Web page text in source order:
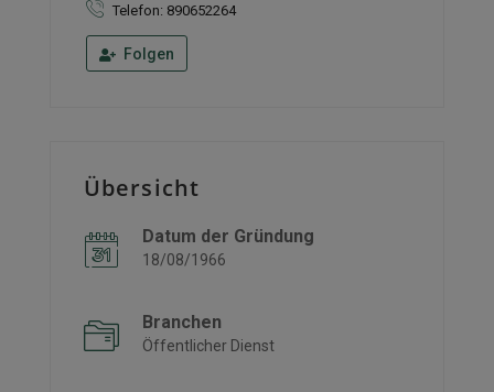
Telefon: 890652264
Folgen
Übersicht
Datum der Gründung
18/08/1966
Branchen
Öffentlicher Dienst